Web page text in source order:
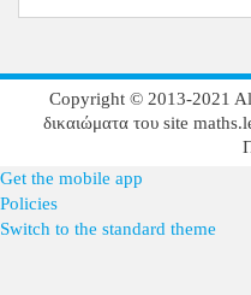
Copyright © 2013-2021
δικαιώματα του site
Get the mobile app
Policies
Switch to the standard theme